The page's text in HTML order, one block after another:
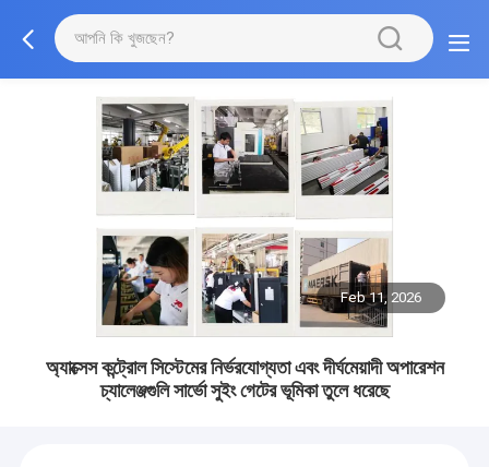
Feb 11, 2026
অ্যাক্সেস কন্ট্রোল সিস্টেমের নির্ভরযোগ্যতা এবং দীর্ঘমেয়াদী অপারেশন
চ্যালেঞ্জগুলি সার্ভো সুইং গেটের ভূমিকা তুলে ধরেছে